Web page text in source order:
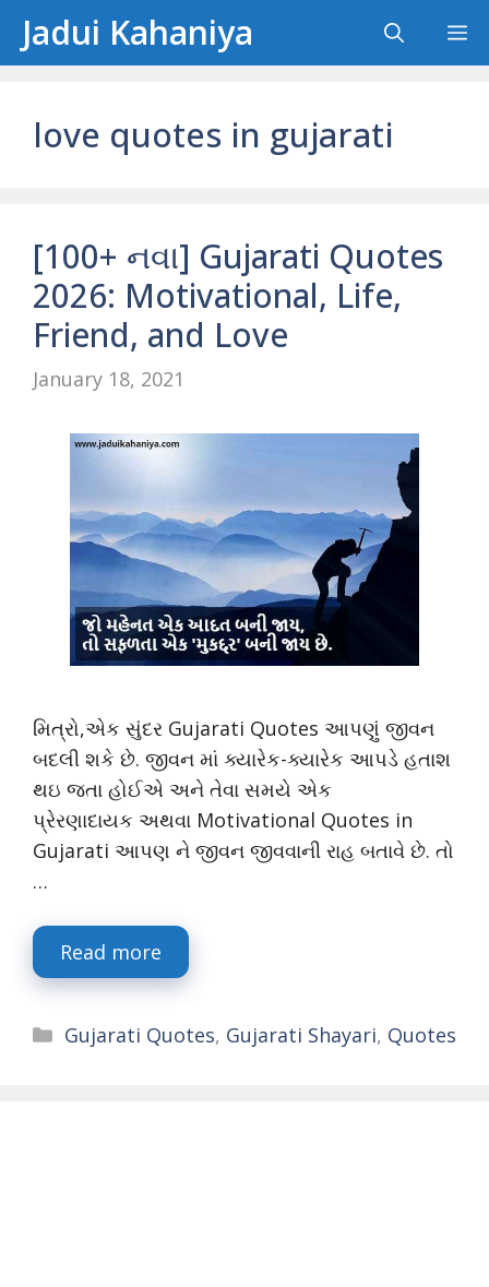
SkipJadui Kahaniya
love quotes in gujarati
[100+ નવા] Gujarati Quotes
2026: Motivational, Life,
Friend, and Love
January 18, 2021
મિત્રો,એક સુંદર Gujarati Quotes આપણું જીવન
બદલી શકે છે. જીવન માં ક્યારેક-ક્યારેક આપડે હતાશ
થઇ જતા હોઈએ અને તેવા સમયે એક
પ્રેરણાદાયક અથવા Motivational Quotes in
Gujarati આપણ ને જીવન જીવવાની રાહ બતાવે છે. તો
…
Read more
Categories
Gujarati Quotes, Gujarati Shayari, Quotes